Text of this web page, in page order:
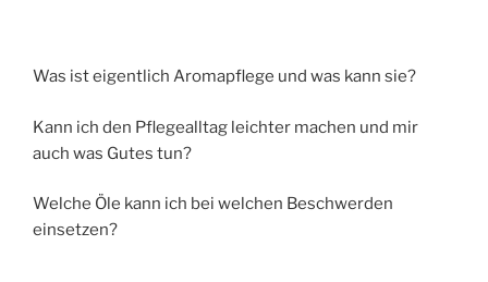
Was ist eigentlich Aromapflege und was kann sie?
Kann ich den Pflegealltag leichter machen und mir
auch was Gutes tun?
Welche Öle kann ich bei welchen Beschwerden
einsetzen?